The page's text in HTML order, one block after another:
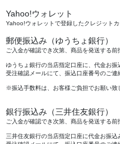
Yahoo!ウォレット
Yahoo!ウォレットで登録したクレジット
郵便振込み（ゆうちょ銀行）
ご入金が確認でき次第、商品を発送する前
ゆうちょ銀行の当店指定口座に、代金お振
受注確認メールにて、振込口座番号のご連
※振込手数料は、お客様ご負担でお願い致
銀行振込み（三井住友銀行）
ご入金が確認でき次第、商品を発送する前
三井住友銀行の当店指定口座に代金お振込